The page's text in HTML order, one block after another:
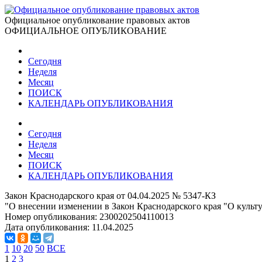
Официальное опубликование правовых актов
ОФИЦИАЛЬНОЕ ОПУБЛИКОВАНИЕ
Сегодня
Неделя
Месяц
ПОИСК
КАЛЕНДАРЬ ОПУБЛИКОВАНИЯ
Сегодня
Неделя
Месяц
ПОИСК
КАЛЕНДАРЬ ОПУБЛИКОВАНИЯ
Закон Краснодарского края от 04.04.2025 № 5347-КЗ
"О внесении изменении в Закон Краснодарского края "О
Номер опубликования: 2300202504110013
Дата опубликования: 11.04.2025
1 10 20 50 ВСЕ
1 2 3